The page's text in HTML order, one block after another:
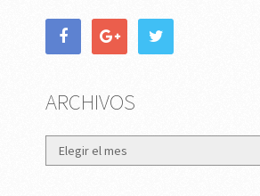
ARCHIVOS
Archivos